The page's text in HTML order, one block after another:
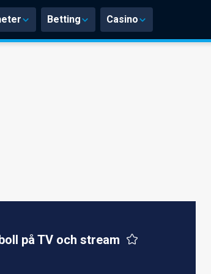
Betting Casino
på TV och stream